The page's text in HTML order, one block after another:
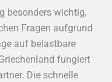
besonders wichtig,
Fragen aufgrund
auf belastbare
fungiert
Die schnelle